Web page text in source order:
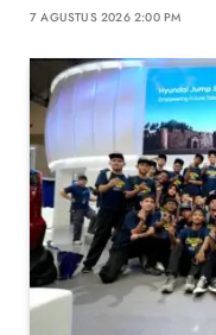
7 AGUSTUS 2026 2:00 PM